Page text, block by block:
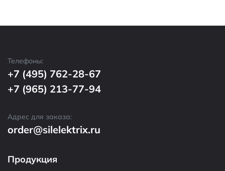
Телефоны:
+7 (495) 762-28-67
+7 (965) 213-77-94
Адрес для заказа:
order@silelektrix.ru
Продукция